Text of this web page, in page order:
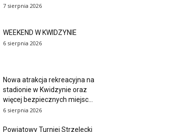
7 sierpnia 2026
WEEKEND W KWIDZYNIE
6 sierpnia 2026
Nowa atrakcja rekreacyjna na
stadionie w Kwidzynie oraz
więcej bezpiecznych miejsc...
6 sierpnia 2026
Powiatowy Turniej Strzelecki